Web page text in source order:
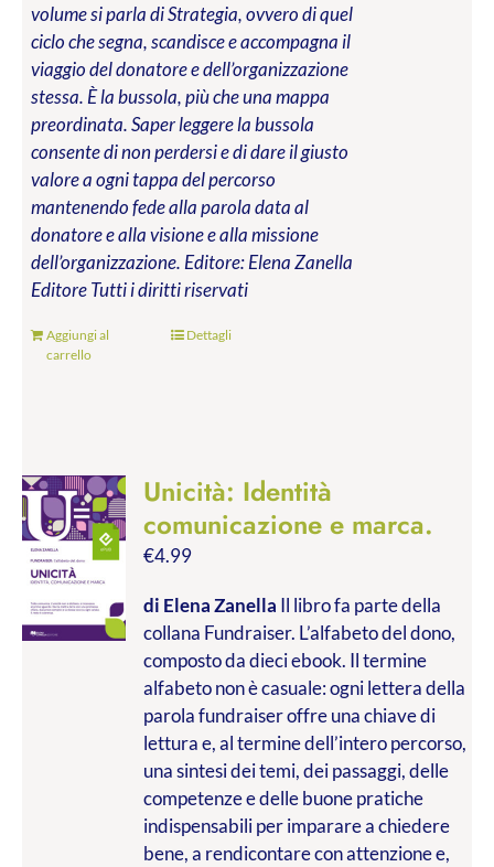
volume si parla di Strategia, ovvero di quel
ciclo che segna, scandisce e accompagna il
viaggio del donatore e dell’organizzazione
stessa. È la bussola, più che una mappa
preordinata. Saper leggere la bussola
consente di non perdersi e di dare il giusto
valore a ogni tappa del percorso
mantenendo fede alla parola data al
donatore e alla visione e alla missione
dell’organizzazione. Editore: Elena Zanella
EditoreTutti i diritti riservati
Aggiungi al
carrello
Dettagli
Unicità: Identità
comunicazione e marca.
€4.99
di Elena Zanella Il libro fa parte della
collana Fundraiser. L’alfabeto del dono,
composto da dieci ebook. Il termine
alfabeto non è casuale: ogni lettera della
parola fundraiser offre una chiave di
lettura e, al termine dell’intero percorso,
una sintesi dei temi, dei passaggi, delle
competenze e delle buone pratiche
indispensabili per imparare a chiedere
bene, a rendicontare con attenzione e,